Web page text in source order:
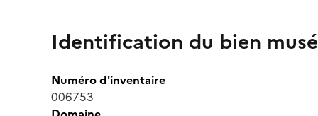
Identification du bien
Numéro d'inventaire
006753